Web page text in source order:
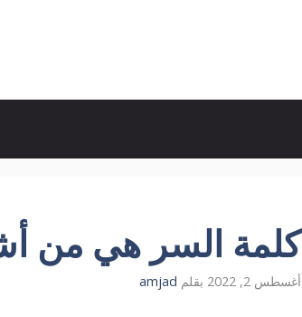
كلمة السر هي من أشهر
أغسطس 2, 2022 بقلم amjad